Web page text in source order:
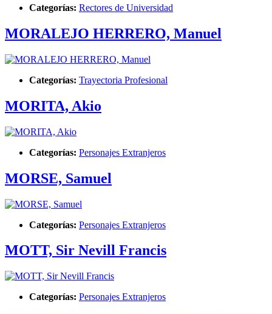
Categorías: Rectores de Universidad
MORALEJO HERRERO, Manuel
Categorías: Trayectoria Profesional
MORITA, Akio
Categorías: Personajes Extranjeros
MORSE, Samuel
Categorías: Personajes Extranjeros
MOTT, Sir Nevill Francis
Categorías: Personajes Extranjeros